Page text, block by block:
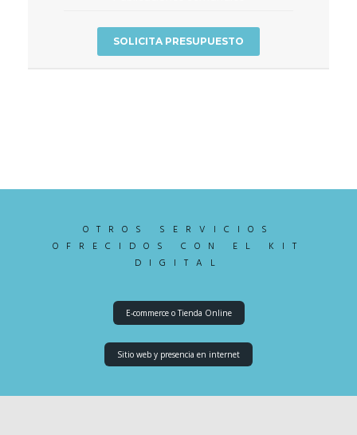
SOLICITA PRESUPUESTO
OTROS SERVICIOS
OFRECIDOS CON EL KIT
DIGITAL
E-commerce o Tienda Online
Sitio web y presencia en internet